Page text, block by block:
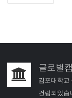
글로벌
김포대학교
건립되었습